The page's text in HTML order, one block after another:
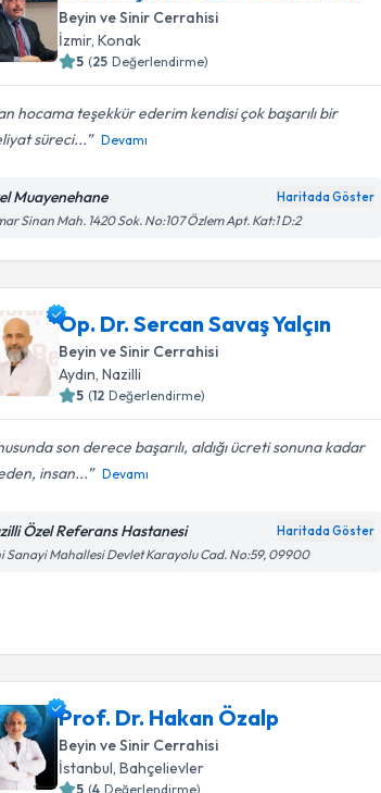
Beyin ve Sinir Cerrahisi
İzmir,Konak
5 (25 Değerlendirme)
hocama teşekkür ederim kendisi çok başarılı bir
süreci...
Devamı
Muayenehane Haritada Göster
Sinan Mah. 1420 Sok. No:107 Özlem Apt. Kat:1 D:2
Op. Dr. Sercan Savaş Yalçın
Beyin ve Sinir Cerrahisi
Aydın,Nazilli
5 (12 Değerlendirme)
son derece başarılı, aldığı ücreti sonuna kadar
insan...
Devamı
Özel Referans Hastanesi Haritada Göster
Sanayi Mahallesi Devlet Karayolu Cad. No:59, 09900
Prof. Dr. Hakan Özalp
Beyin ve Sinir Cerrahisi
İstanbul ,Bahçelievler
5 (4 Değerlendirme)